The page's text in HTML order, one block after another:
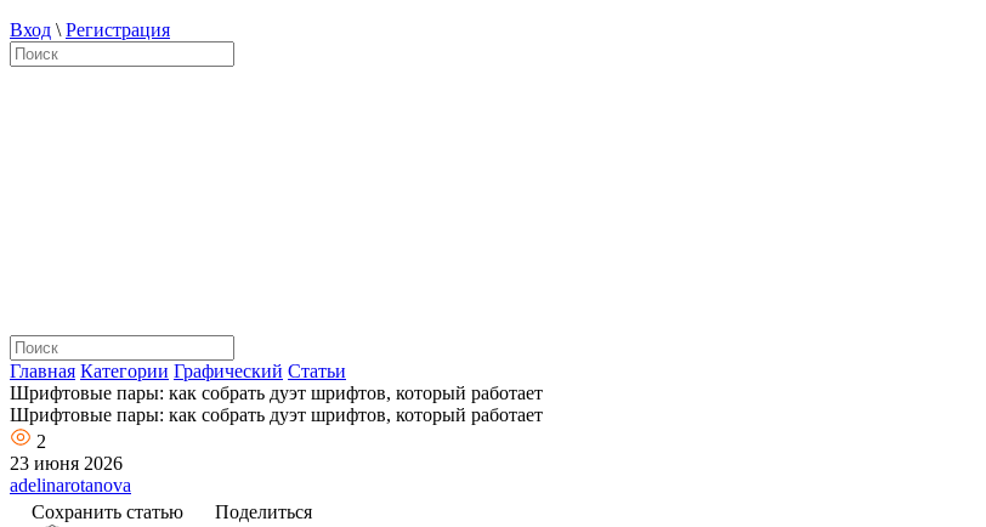
Вход \ Регистрация
Главная Категории Графический Статьи
Шрифтовые пары: как собрать дуэт шрифтов, который работает
Шрифтовые пары: как собрать дуэт шрифтов, который работает
2
23 июня 2026
adelinarotanova
Сохранить статью
Поделиться